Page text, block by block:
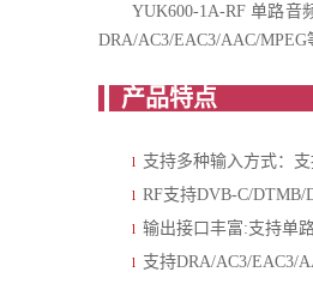
YUK600-1A-RF 单路音
DRA/AC3/EAC3/AAC/MPEG
l 支持多种输入方式：
l RF支持DVB-C/DTMB/
l 输出接口丰富:支持单
l 支持DRA/AC3/EAC3/